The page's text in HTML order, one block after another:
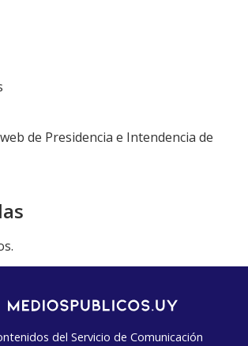
de Presidencia e Intendencia de
del Servicio de Comunicación